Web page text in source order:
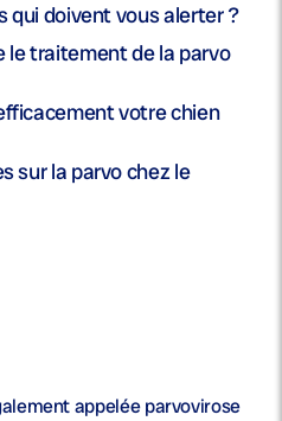
qui doivent vous alerter ?
le traitement de la parvo
votre chien
sur la parvo chez le
appelée parvovirose